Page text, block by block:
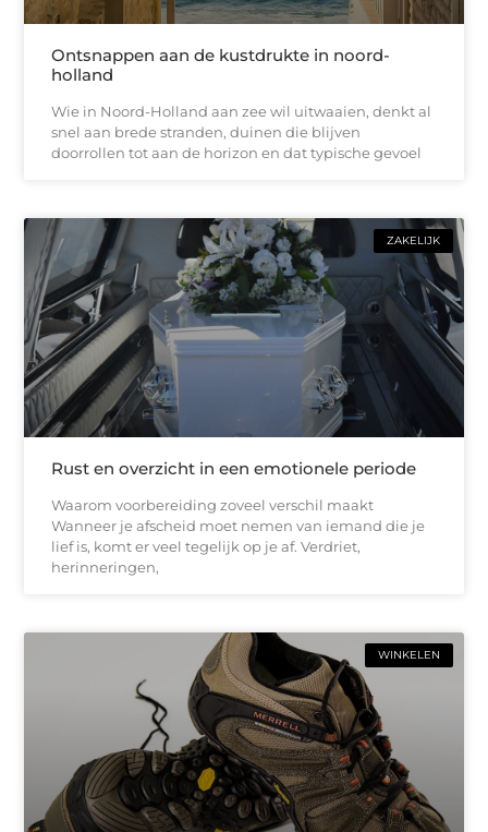
Ontsnappen aan de kustdrukte in noord-
holland
Wie in Noord-Holland aan zee wil uitwaaien, denkt al
snel aan brede stranden, duinen die blijven
doorrollen tot aan de horizon en dat typische gevoel
ZAKELIJK
Rust en overzicht in een emotionele periode
Waarom voorbereiding zoveel verschil maakt
Wanneer je afscheid moet nemen van iemand die je
lief is, komt er veel tegelijk op je af. Verdriet,
herinneringen,
WINKELEN